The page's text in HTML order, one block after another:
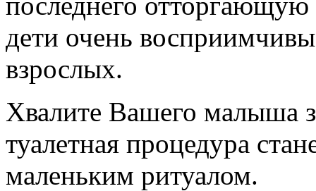
дети очень
взрослых.
Хвалите Вашего малыша
туалетная процедура
маленьким ритуалом.